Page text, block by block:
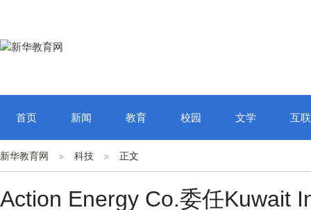
首页 新闻 教育 校园 文学 互
新华教育网 科技 正文
Action Energy Co.委任Kuwait